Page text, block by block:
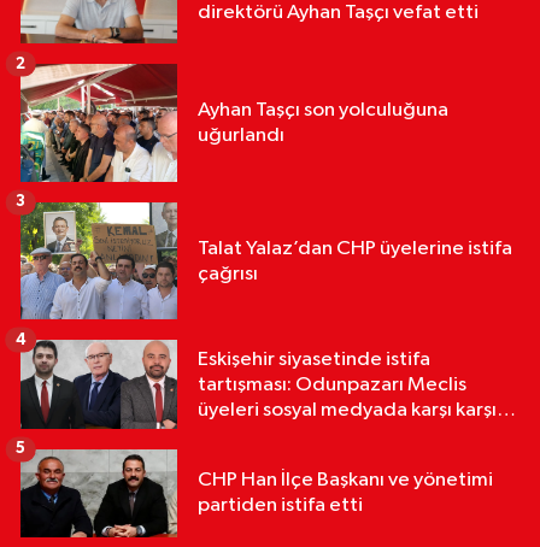
direktörü Ayhan Taşçı vefat etti
Ayhan Taşçı son yolculuğuna
uğurlandı
2
Talat Yalaz’dan CHP üyelerine istifa
çağrısı
3
Eskişehir siyasetinde istifa
tartışması: Odunpazarı Meclis
üyeleri sosyal medyada karşı karşıya
4
CHP Han İlçe Başkanı ve yönetimi
partiden istifa etti
5